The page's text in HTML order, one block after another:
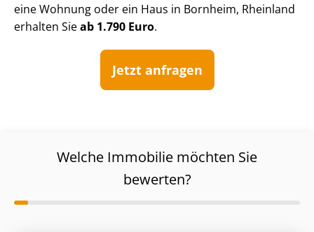
eine Wohnung oder ein Haus in Bornheim, Rheinland
erhalten Sieab 1.790 Euro.
Jetzt anfragen
Welche Immobilie möchten Sie
bewerten?